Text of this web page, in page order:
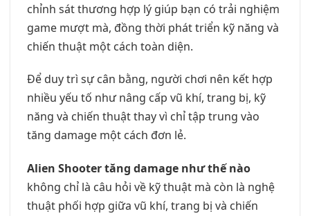
chỉnh sát thương hợp lý giúp bạn có trải nghiệm
game mượt mà, đồng thời phát triển kỹ năng và
chiến thuật một cách toàn diện.
Để duy trì sự cân bằng, người chơi nên kết hợp
nhiều yếu tố như nâng cấp vũ khí, trang bị, kỹ
năng và chiến thuật thay vì chỉ tập trung vào
tăng damage một cách đơn lẻ.
Alien Shooter tăng damage như thế nào
không chỉ là câu hỏi về kỹ thuật mà còn là nghệ
thuật phối hợp giữa vũ khí, trang bị và chiến